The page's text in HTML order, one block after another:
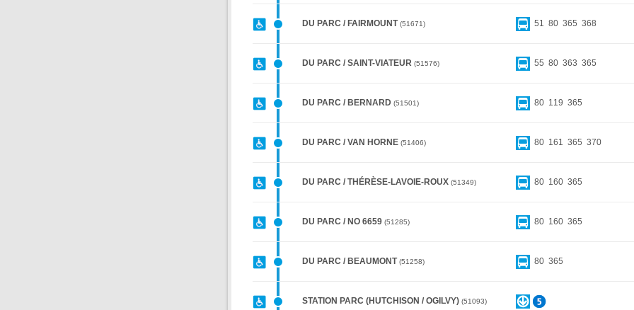
DU PARC / FAIRMOUNT 51671 51 80 365 368
DU PARC / SAINT-VIATEUR 51576 55 80 363 365
DU PARC / BERNARD 51501 80 119 365
DU PARC / VAN HORNE 51406 80 161 365 370
DU PARC / THÉRÈSE-LAVOIE-ROUX 51349 80 160 365
DU PARC / NO 6659 51285 80 160 365
DU PARC / BEAUMONT 51258 80 365
STATION PARC (HUTCHISON / OGILVY) 51093